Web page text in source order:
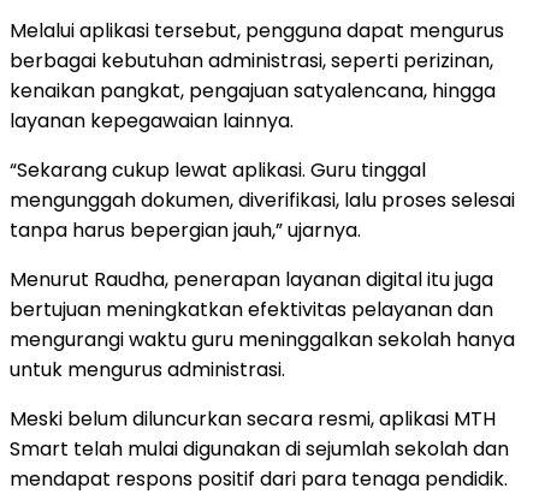
Melalui aplikasi tersebut, pengguna dapat mengurus
berbagai kebutuhan administrasi, seperti perizinan,
kenaikan pangkat, pengajuan satyalencana, hingga
layanan kepegawaian lainnya.
“Sekarang cukup lewat aplikasi. Guru tinggal
mengunggah dokumen, diverifikasi, lalu proses selesai
tanpa harus bepergian jauh,” ujarnya.
Menurut Raudha, penerapan layanan digital itu juga
bertujuan meningkatkan efektivitas pelayanan dan
mengurangi waktu guru meninggalkan sekolah hanya
untuk mengurus administrasi.
Meski belum diluncurkan secara resmi, aplikasi MTH
Smart telah mulai digunakan di sejumlah sekolah dan
mendapat respons positif dari para tenaga pendidik.